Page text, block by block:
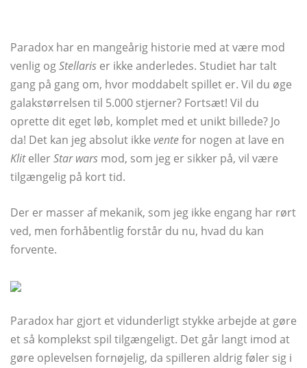
Paradox har en mangeårig historie med at være mod
venlig ogStellaris er ikke anderledes. Studiet har talt
gang på gang om, hvor moddabelt spillet er. Vil du øge
galakstørrelsen til 5.000 stjerner? Fortsæt! Vil du
oprette dit eget løb, komplet med et unikt billede? Jo
da! Det kan jeg absolut ikke ventefor nogen at lave en
KlitellerStar wars mod, som jeg er sikker på, vil være
tilgængelig på kort tid.
Der er masser af mekanik, som jeg ikke engang har rørt
ved, men forhåbentlig forstår du nu, hvad du kan
forvente.
Paradox har gjort et vidunderligt stykke arbejde at gøre
et så komplekst spil tilgængeligt. Det går langt imod at
gøre oplevelsen fornøjelig, da spilleren aldrig føler sig i